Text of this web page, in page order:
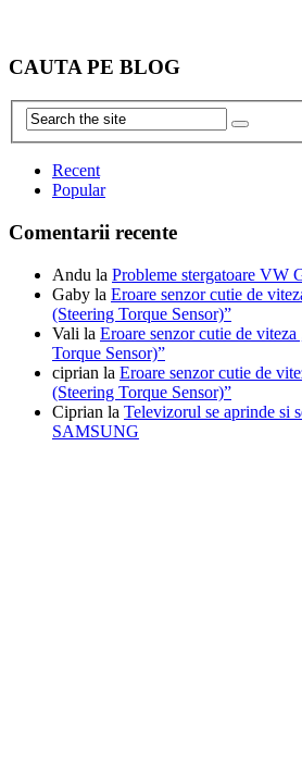
CAUTA PE BLOG
Recent
Popular
Comentarii recente
Andu la Probleme stergatoare VW
Gaby la Eroare senzor cutie de
(Steering Torque Sensor)”
Vali la Eroare senzor cutie de
Torque Sensor)”
ciprian la Eroare senzor cutie de
(Steering Torque Sensor)”
Ciprian la Televizorul se aprinde si
SAMSUNG